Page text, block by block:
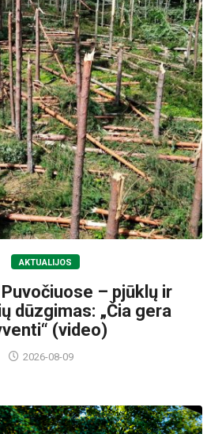
AKTUALIJOS
– pjūklų ir
dūzgimas: „Čia gera
(video)
2026-08-09